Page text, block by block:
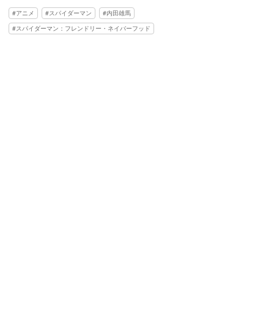
アニメ スパイダーマン
内田雄馬
スパイダーマン：フレンドリー・ネイバーフッド